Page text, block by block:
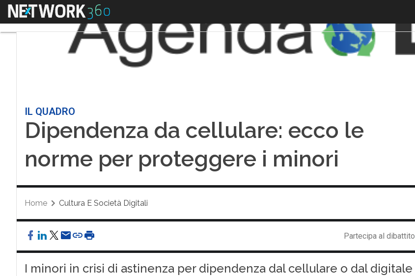
Menu
IL QUADRO
Dipendenza da cellulare: ecco le
norme per proteggere i minori
Home Cultura E Società Digitali
Partecipa al dibattito
I minori in crisi di astinenza per dipendenza dal cellulare o dal digitale